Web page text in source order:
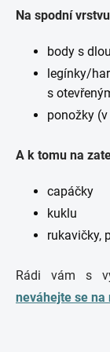
Na spodní
body s
legínky/
s
ponožky
A k tomu na
capáčky
kuklu
rukavičky,
Rádi vám s
neváhejte se na